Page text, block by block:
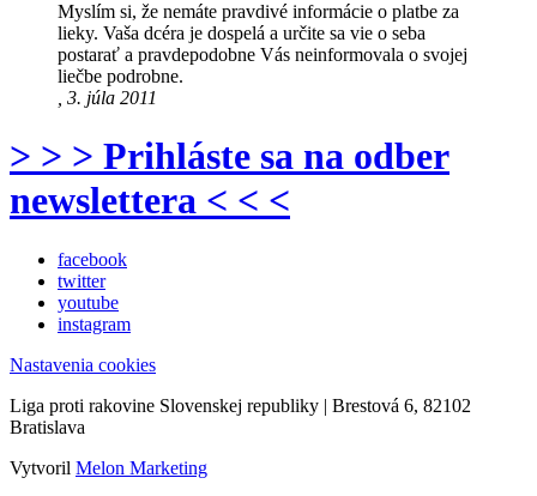
Myslím si, že nemáte pravdivé informácie o platbe za
lieky. Vaša dcéra je dospelá a určite sa vie o seba
postarať a pravdepodobne Vás neinformovala o svojej
liečbe podrobne.
, 3. júla 2011
> > > Prihláste sa na odber
newslettera < < <
facebook
twitter
youtube
instagram
Nastavenia cookies
Liga proti rakovine Slovenskej republiky | Brestová 6, 82102
Bratislava
Vytvoril Melon Marketing